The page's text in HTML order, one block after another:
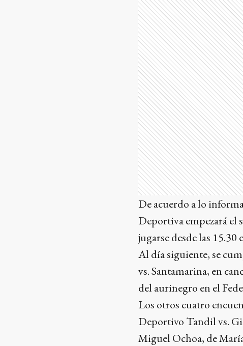
De acuerdo a lo
Deportiva empezará el
jugarse desde las
Al día siguiente, se
vs. Santamarina, en
del aurinegro en el
Los otros cuatro
Deportivo Tandil vs.
Miguel Ochoa, de